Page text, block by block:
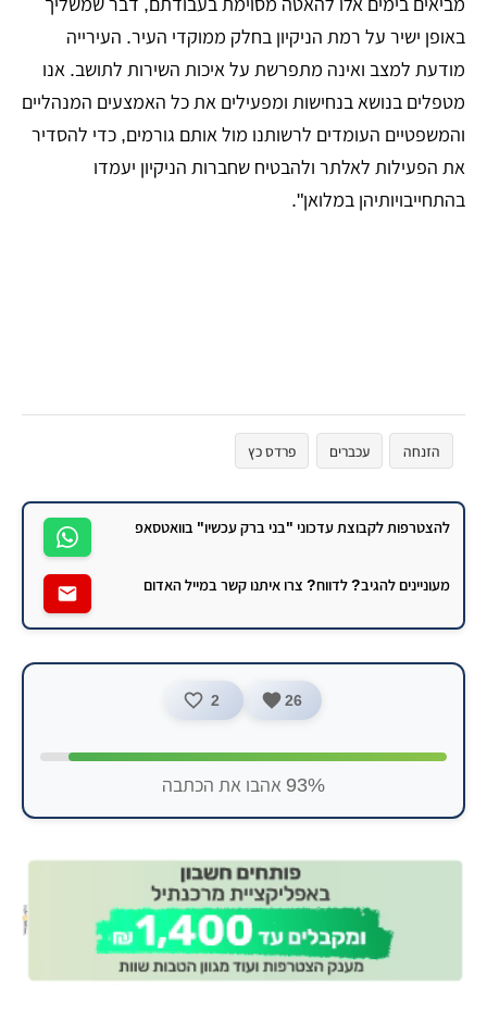
באופן ישיר על רמת הניקיון בחלק ממוקדי העיר. העירייה
מודעת למצב ואינה מתפרשת על איכות השירות לתושב. אנו
מטפלים בנושא בנחישות ומפעילים את כל האמצעים המנהליים
והמשפטיים העומדים לרשותנו מול אותם גורמים, כדי להסדיר
את הפעילות לאלתר ולהבטיח שחברות הניקיון יעמדו
בהתחייבויותיהן במלואן".
הזנחה עכברים פרדס כץ
להצטרפות לקבוצת עדכוני "בני ברק עכשיו" בוואטסאפ
מעוניינים להגיב? לדווח? צרו איתנו קשר במייל האדום
26
2
93% אהבו את הכתבה